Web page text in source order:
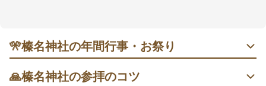
けでも心が洗われるような体験ができます。
近くには榛名湖もあり、自然と歴史を同時に楽しむこ
とができるのが魅力です。
🎌榛名神社の年間行事・お祭り
・ 2月3日 節分祭｜18:00頃に豆撒き。開始前後は混雑しや
すく、終了後は比較的落ち着くと案内があります。社家町
🙏榛名神社の参拝のコツ